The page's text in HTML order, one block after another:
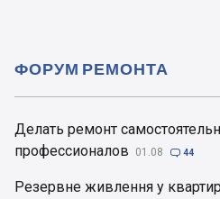
Делать ремонт
профессионалов
01.08  44
Резервне живлення у
ФОРУМ РЕМОНТА